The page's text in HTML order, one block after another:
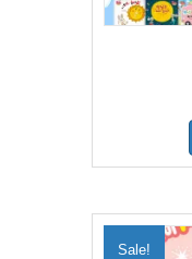
Sale!